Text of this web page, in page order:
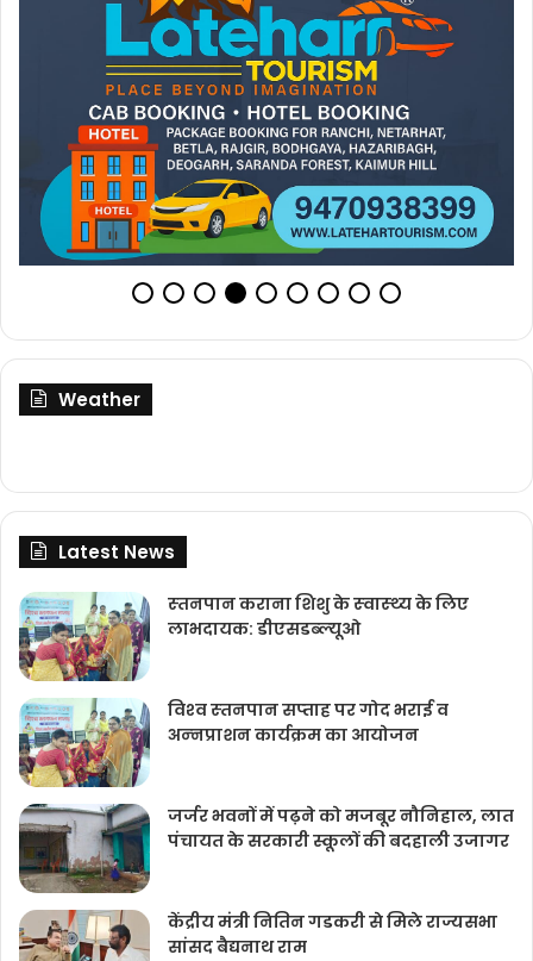
Weather
Latest News
स्‍तनपान कराना शिशु के स्‍वास्‍थ्‍य के लिए
लाभदायक: डीएसडब्‍ल्‍यूओ
विश्‍व स्‍तनपान सप्‍ताह पर गोद भराई व
अन्‍नप्राशन कार्यक्रम का आयोजन
जर्जर भवनों में पढ़ने को मजबूर नौनिहाल, लात
पंचायत के सरकारी स्कूलों की बदहाली उजागर
केंद्रीय मंत्री नितिन गडकरी से मिले राज्यसभा
सांसद बैद्यनाथ राम